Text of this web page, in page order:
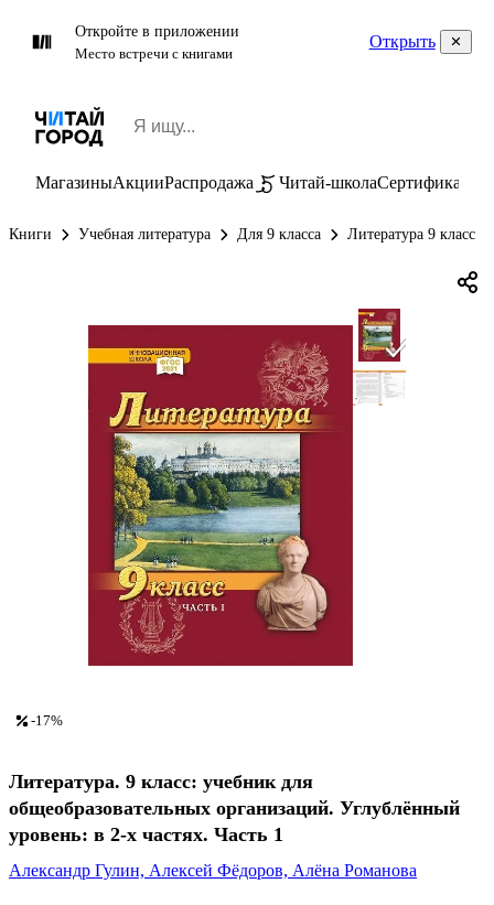
Откройте в приложении
Место встречи с книгами
Открыть
МагазиныАкцииРаспродажа Читай-школаСертификаты
Книги Учебная литература Для 9 класса Литература 9 класс
-17%
Литература. 9 класс: учебник для
общеобразовательных организаций. Углублённый
уровень: в 2-х частях. Часть 1
Александр Гулин, Алексей Фёдоров, Алёна Романова